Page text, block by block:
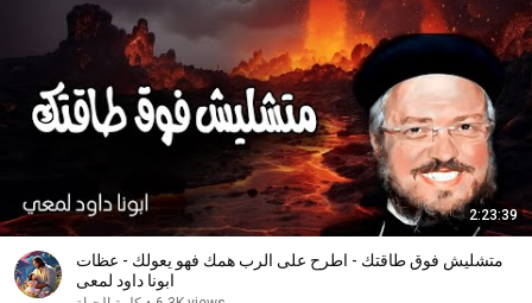
2:23:39
متشليش فوق طاقتك - اطرح على الرب همك فهو يعولك - عظات
ابونا داود لمعى